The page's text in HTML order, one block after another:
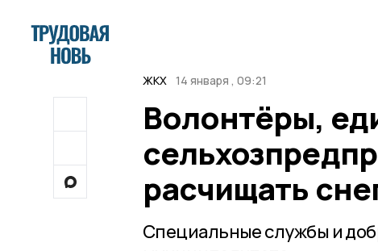
ЖКХ 14 января , 09:21
Волонтёры,
расчищать
Специальные службы и